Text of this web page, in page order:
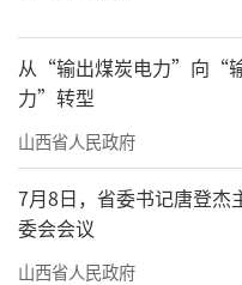
从“输出煤炭电力”向“
力”转型
山西省人民政府
7月8日，省委书记唐登杰
委会会议
山西省人民政府